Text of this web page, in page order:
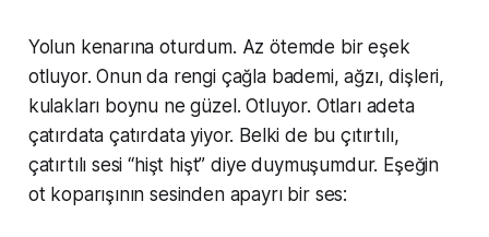
Yolun kenarına oturdum. Az ötemde bir eşek
otluyor. Onun da rengi çağla bademi, ağzı, dişleri,
kulakları boynu ne güzel. Otluyor. Otları adeta
çatırdata çatırdata yiyor. Belki de bu çıtırtılı,
çatırtılı sesi “hişt hişt” diye duymuşumdur. Eşeğin
ot koparışının sesinden apayrı bir ses: